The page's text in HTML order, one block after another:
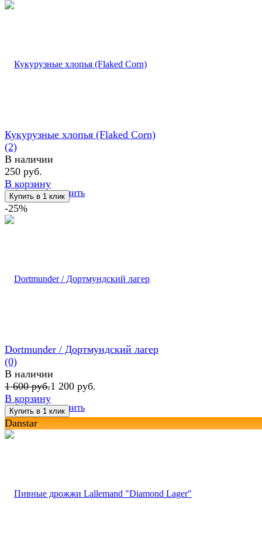
избранное сравнить
Кукурузные хлопья (Flaked Corn)
(2)
В наличии
250 руб.
В корзину
-25%
избранное сравнить
Dortmunder / Дортмундский лагер
(0)
В наличии
1 600 руб.1 200 руб.
В корзину
Danstar